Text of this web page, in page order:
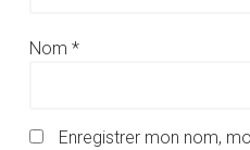
Nom *
Enregistrer mon nom,